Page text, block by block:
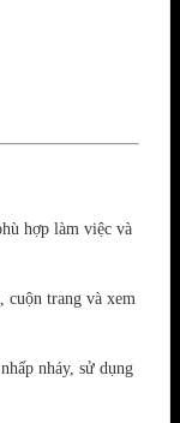
hợp làm việc và
cuộn trang và xem
nháy, sử dụng